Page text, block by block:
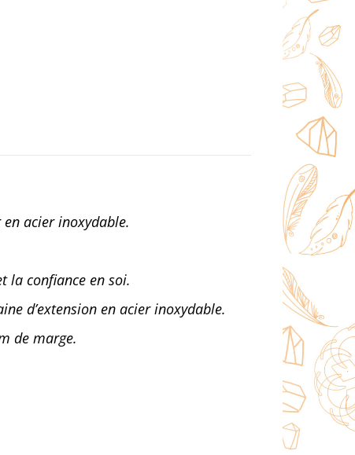
acier inoxydable.
la confiance en soi.
d’extension en acier inoxydable.
de marge.